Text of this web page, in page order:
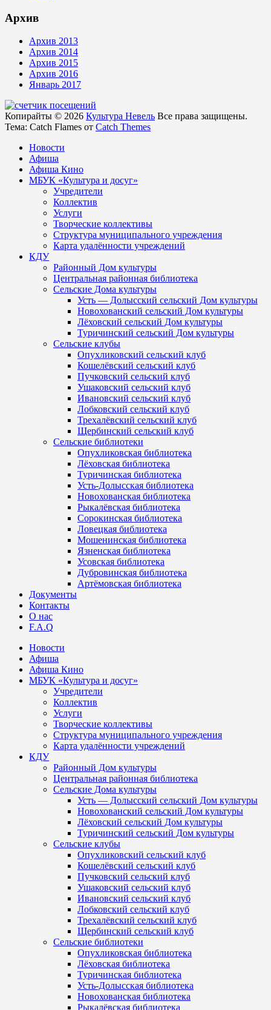
Архив
Архив 2013
Архив 2014
Архив 2015
Архив 2016
Январь 2017
Копирайты © 2026 Культура Невель Все права защищены.
Тема: Catch Flames от Catch Themes
Новости
Афиша
Афиша Кино
МБУК «Культура и досуг»
Учредители
Коллектив
Услуги
Творческие коллективы
Структура муниципального учреждения
Карта удалённости учреждений
КДУ
Районный Дом культуры
Центральная районная библиотека
Сельские Дома культуры
Усть — Долысский сельский Дом культуры
Новохованский сельский Дом культуры
Лёховский сельский Дом культуры
Туричинский сельский Дом культуры
Сельские клубы
Опухликовский сельский клуб
Кошелёвский сельский клуб
Пучковский сельский клуб
Ушаковский сельский клуб
Ивановский сельский клуб
Лобковский сельский клуб
Трехалёвский сельский клуб
Щербинский сельский клуб
Сельские библиотеки
Опухликовская библиотека
Лёховская библиотека
Туричинская библиотека
Усть-Долысская библиотека
Новохованская библиотека
Рыкалёвская библиотека
Сорокинская библиотека
Ловецкая библиотека
Мошенинская библиотека
Язненская библиотека
Усовская библиотека
Дубровинская библиотека
Артёмовская библиотека
Документы
Контакты
О нас
F.A.Q
Новости
Афиша
Афиша Кино
МБУК «Культура и досуг»
Учредители
Коллектив
Услуги
Творческие коллективы
Структура муниципального учреждения
Карта удалённости учреждений
КДУ
Районный Дом культуры
Центральная районная библиотека
Сельские Дома культуры
Усть — Долысский сельский Дом культуры
Новохованский сельский Дом культуры
Лёховский сельский Дом культуры
Туричинский сельский Дом культуры
Сельские клубы
Опухликовский сельский клуб
Кошелёвский сельский клуб
Пучковский сельский клуб
Ушаковский сельский клуб
Ивановский сельский клуб
Лобковский сельский клуб
Трехалёвский сельский клуб
Щербинский сельский клуб
Сельские библиотеки
Опухликовская библиотека
Лёховская библиотека
Туричинская библиотека
Усть-Долысская библиотека
Новохованская библиотека
Рыкалёвская библиотека